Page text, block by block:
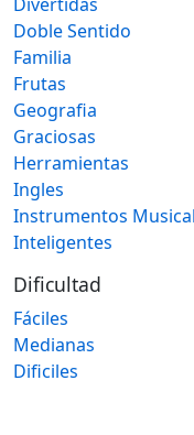
Doble Sentido
Familia
Frutas
Geografia
Graciosas
Herramientas
Ingles
Instrumentos
Inteligentes
Dificultad
Fáciles
Medianas
Dificiles